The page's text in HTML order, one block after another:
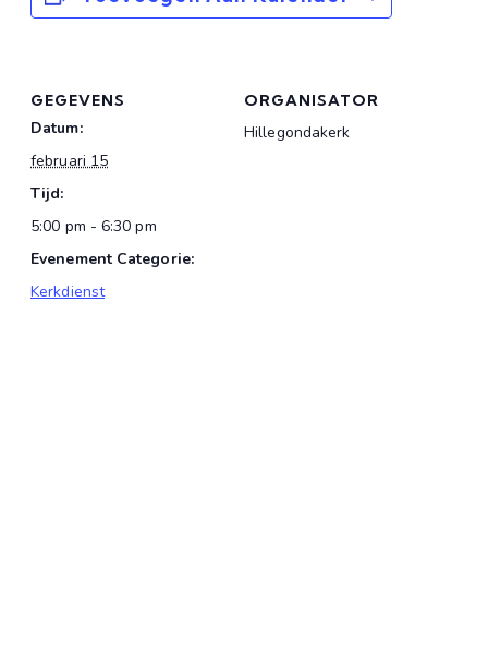
GEGEVENS
Datum:
februari 15
Tijd:
5:00 pm - 6:30 pm
Evenement Categorie:
Kerkdienst
ORGANISATOR
Hillegondakerk